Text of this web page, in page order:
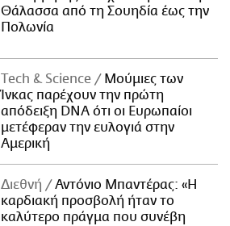
Θάλασσα από τη Σουηδία έως την
Πολωνία
Τech & Science
Μούμιες των
Ίνκας παρέχουν την πρώτη
απόδειξη DNA ότι οι Ευρωπαίοι
μετέφεραν την ευλογιά στην
Αμερική
Διεθνή
Αντόνιο Μπαντέρας: «Η
καρδιακή προσβολή ήταν το
καλύτερο πράγμα που συνέβη